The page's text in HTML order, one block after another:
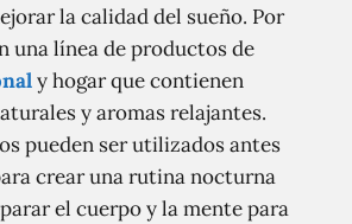
la calidad del sueño. Por
una línea de productos de
y hogar que contienen
y aromas relajantes.
pueden ser utilizados antes
crear una rutina nocturna
el cuerpo y la mente para